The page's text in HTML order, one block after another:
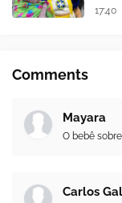
17:40
Comments
Mayara
O bebê
Carlos